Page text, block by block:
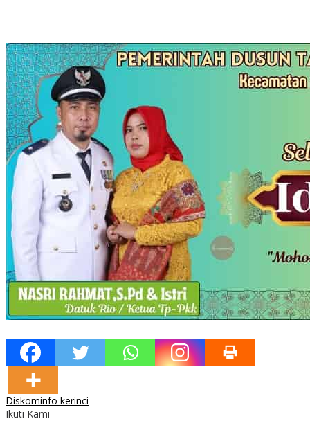
Diskominfo kerinci
Ikuti Kami